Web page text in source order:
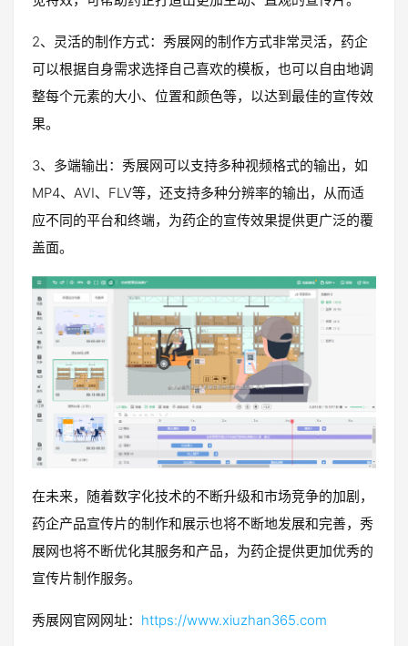
2、灵活的制作方式：秀展网的制作方式非常灵活，药企
可以根据自身需求选择自己喜欢的模板，也可以自由地调
整每个元素的大小、位置和颜色等，以达到最佳的宣传效
果。
3、多端输出：秀展网可以支持多种视频格式的输出，如
MP4、AVI、FLV等，还支持多种分辨率的输出，从而适
应不同的平台和终端，为药企的宣传效果提供更广泛的覆
盖面。
在未来，随着数字化技术的不断升级和市场竞争的加剧，
药企产品宣传片的制作和展示也将不断地发展和完善，秀
展网也将不断优化其服务和产品，为药企提供更加优秀的
宣传片制作服务。
秀展网官网网址： https://www.xiuzhan365.com